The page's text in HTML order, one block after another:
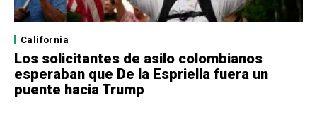
California
Los solicitantes de asilo colombianos
esperaban que De la Espriella fuera un
puente hacia Trump